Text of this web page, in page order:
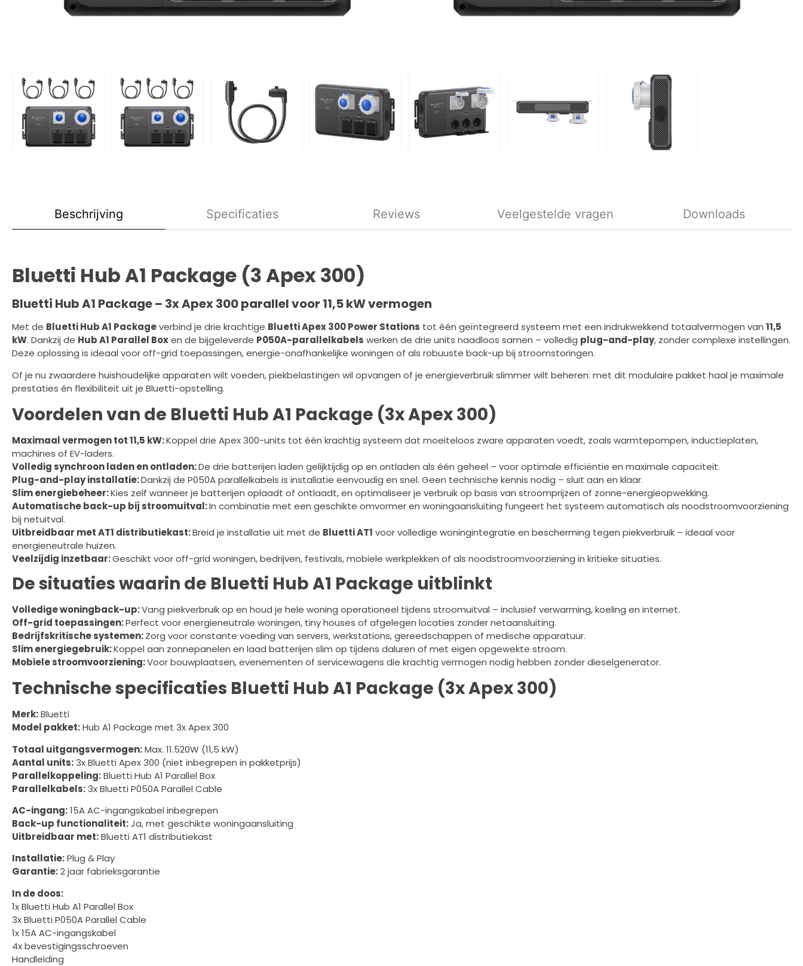
Beschrijving Specificaties Reviews Veelgestelde vragen Downloads
Bluetti Hub A1 Package (3 Apex 300)
Bluetti Hub A1 Package – 3x Apex 300 parallel voor 11,5 kW vermogen
Met de Bluetti Hub A1 Packageverbind je drie krachtige Bluetti Apex 300 Power Stations tot één geïntegreerd systeem met een indrukwekkend totaalvermogen van 11,5
kW. Dankzij de Hub A1 Parallel Boxen de bijgeleverde P050A-parallelkabels werken de drie units naadloos samen – volledig plug-and-play, zonder complexe instellingen.
Deze oplossing is ideaal voor off-grid toepassingen, energie-onafhankelijke woningen of als robuuste back-up bij stroomstoringen.
Of je nu zwaardere huishoudelijke apparaten wilt voeden, piekbelastingen wil opvangen of je energieverbruik slimmer wilt beheren: met dit modulaire pakket haal je maximale
prestaties én flexibiliteit uit je Bluetti-opstelling.
Voordelen van de Bluetti Hub A1 Package (3x Apex 300)
Maximaal vermogen tot 11,5 kW:Koppel drie Apex 300-units tot één krachtig systeem dat moeiteloos zware apparaten voedt, zoals warmtepompen, inductieplaten,
machines of EV-laders.
Volledig synchroon laden en ontladen:De drie batterijen laden gelijktijdig op en ontladen als één geheel – voor optimale efficiëntie en maximale capaciteit.
Plug-and-play installatie:Dankzij de P050A parallelkabels is installatie eenvoudig en snel. Geen technische kennis nodig – sluit aan en klaar.
Slim energiebeheer:Kies zelf wanneer je batterijen oplaadt of ontlaadt, en optimaliseer je verbruik op basis van stroomprijzen of zonne-energieopwekking.
Automatische back-up bij stroomuitval:In combinatie met een geschikte omvormer en woningaansluiting fungeert het systeem automatisch als noodstroomvoorziening
bij netuitval.
Uitbreidbaar met AT1 distributiekast:Breid je installatie uit met de Bluetti AT1 voor volledige woningintegratie en bescherming tegen piekverbruik – ideaal voor
energieneutrale huizen.
Veelzijdig inzetbaar:Geschikt voor off-grid woningen, bedrijven, festivals, mobiele werkplekken of als noodstroomvoorziening in kritieke situaties.
De situaties waarin de Bluetti Hub A1 Package uitblinkt
Volledige woningback-up:Vang piekverbruik op en houd je hele woning operationeel tijdens stroomuitval – inclusief verwarming, koeling en internet.
Off-grid toepassingen:Perfect voor energieneutrale woningen, tiny houses of afgelegen locaties zonder netaansluiting.
Bedrijfskritische systemen:Zorg voor constante voeding van servers, werkstations, gereedschappen of medische apparatuur.
Slim energiegebruik:Koppel aan zonnepanelen en laad batterijen slim op tijdens daluren of met eigen opgewekte stroom.
Mobiele stroomvoorziening:Voor bouwplaatsen, evenementen of servicewagens die krachtig vermogen nodig hebben zonder dieselgenerator.
Technische specificaties Bluetti Hub A1 Package (3x Apex 300)
Merk:Bluetti
Model pakket:Hub A1 Package met 3x Apex 300
Totaal uitgangsvermogen:Max. 11.520W (11,5 kW)
Aantal units:3x Bluetti Apex 300 (niet inbegrepen in pakketprijs)
Parallelkoppeling:Bluetti Hub A1 Parallel Box
Parallelkabels:3x Bluetti P050A Parallel Cable
AC-ingang:15A AC-ingangskabel inbegrepen
Back-up functionaliteit:Ja, met geschikte woningaansluiting
Uitbreidbaar met:Bluetti AT1 distributiekast
Installatie:Plug & Play
Garantie:2 jaar fabrieksgarantie
In de doos:
1x Bluetti Hub A1 Parallel Box
3x Bluetti P050A Parallel Cable
1x 15A AC-ingangskabel
4x bevestigingsschroeven
Handleiding